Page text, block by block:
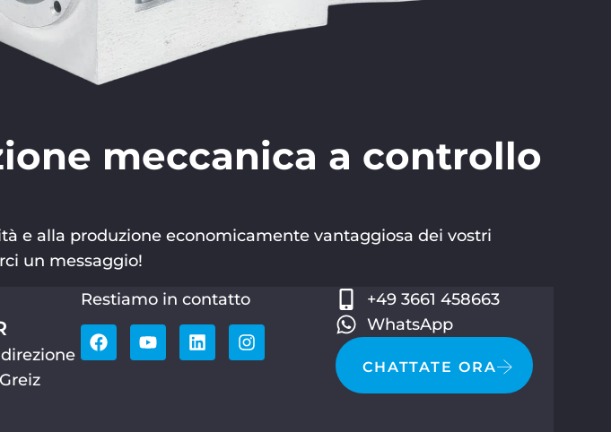
meccanica a controllo
e alla produzione economicamente vantaggiosa dei vostri
un messaggio!
Restiamo in contatto
+49 3661 458663
WhatsApp
CHATTATE ORA